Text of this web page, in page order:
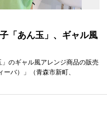
「あん玉」、ギャル風
のギャル風アレンジ商品の販売
バ）」（青森市新町、